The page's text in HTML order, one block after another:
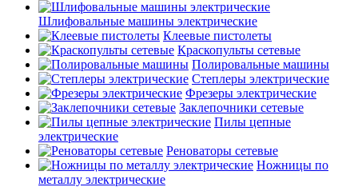
Шлифовальные машины электрические
Клеевые пистолеты
Краскопульты сетевые
Полировальные машины
Степлеры электрические
Фрезеры электрические
Заклепочники сетевые
Пилы цепные
электрические
Реноваторы сетевые
Ножницы по
металлу электрические